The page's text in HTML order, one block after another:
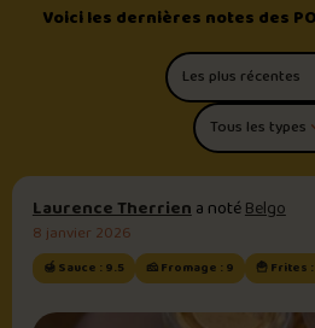
Voici les dernières notes des
Trier
Laurence Therriena notéBelgo
8 janvier 2026
🍯 Sauce : 9.5 🧀 Fromage : 9 🍟 Frites :